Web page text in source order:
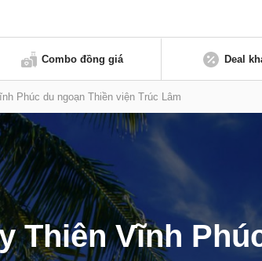
Combo đồng giá Deal
Phúc du ngoạn Thiền viện Trúc Lâm
Thiên Vĩnh